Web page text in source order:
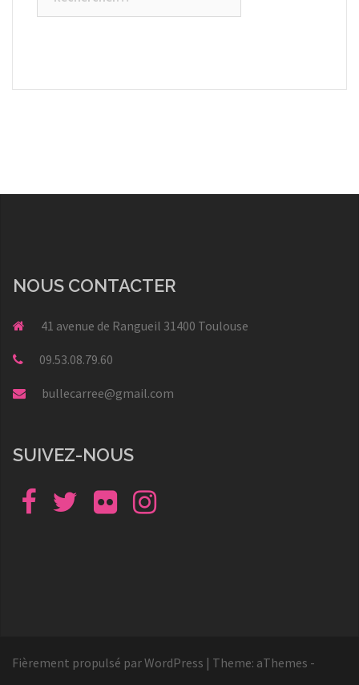
NOUS CONTACTER
41 avenue de Rangueil 31400 Toulouse
09.53.08.79.60
bullecarree@gmail.com
SUIVEZ-NOUS
Facebook TwitterFlickr Instagram
Fièrement propulsé par WordPress | Theme: aThemes -